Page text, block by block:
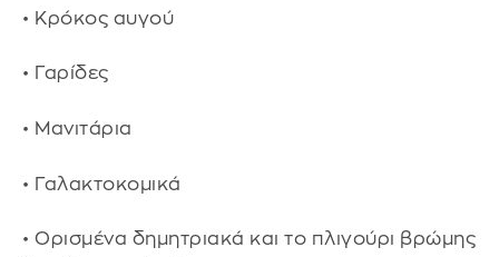
• Κρόκος αυγού
• Γαρίδες
• Μανιτάρια
• Γαλακτοκομικά
• Ορισμένα δημητριακά και το πλιγούρι βρώμης